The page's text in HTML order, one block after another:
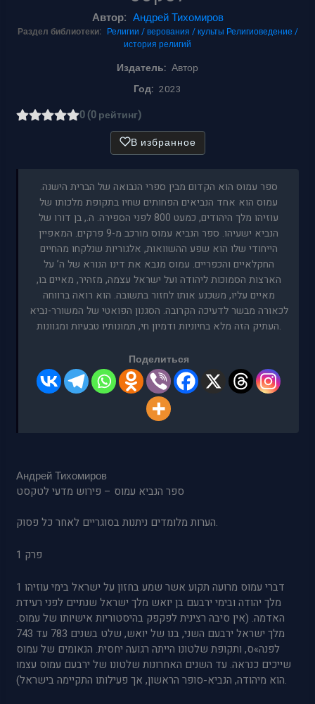
Автор: Андрей Тихомиров
Раздел библиотеки: Религии / верования / культы Религиоведение /
история религий
Издатель: Автор
Год: 2023
0 (0 рейтинг)
В избранное
ספר עמוס הוא הקדום מבין ספרי הנבואה של הברית הישנה.
עמוס הוא אחד הנביאים הפחותים שחיו בתקופת מלכותו של
עוזיהו מלך היהודים, כמעט 800 לפני הספירה. ה., בן דורו של
הנביא ישעיהו. ספר הנביא עמוס מורכב מ-9 פרקים. המאפיין
הייחודי שלו הוא שפע ההשוואות, אלגוריות שנלקחו מהחיים
החקלאיים והכפריים. עמוס מנבא את דינו הנורא של ה’ על
הארצות הסמוכות ליהודה ועל ישראל עצמה, מזהיר, מאיים בו,
מאיים עליו, משכנע אותו לחזור בתשובה. הוא רואה ברווחה
לכאורה מבשר לדעיכה הקרובה. הסגנון הפואטי של המשורר-נביא
העתיק הזה מלא בחיוניות ודמיון חי, תמונותיו טבעיות ומגוונות.
Поделиться
Андрей Тихомиров
ספר הנביא עמוס – פירוש מדעי לטקסט
הערות מלומדים ניתנות בסוגריים לאחר כל פסוק.
פרק 1
1 דברי עמוס מרועה תקוע אשר שמע בחזון על ישראל בימי עוזיהו
מלך יהודה ובימי ירבעם בן יואש מלך ישראל שנתיים לפני רעידת
האדמה. (אין סיבה רצינית לפקפק בהיסטוריות אישיותו של עמוס.
מלך ישראל ירבעם השני, בנו של יואש, שלט בשנים 783 עד 743
לפנה»ס, ותקופת שלטונו הייתה רגועה יחסית. הנאומים של עמוס
שייכים כנראה. עד השנים האחרונות שלטונו של ירבעם עמוס עצמו
הוא מיהודה, הנביא-סופר הראשון, אך פעילותו התקיימה בישראל).